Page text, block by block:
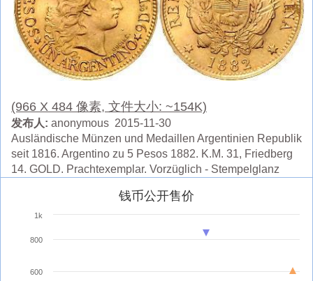
(966 X 484 像素, 文件大小: ~154K)
发布人: anonymous 2015-11-30
Ausländische Münzen und Medaillen Argentinien Republik
seit 1816. Argentino zu 5 Pesos 1882. K.M. 31, Friedberg
14. GOLD. Prachtexemplar. Vorzüglich - Stempelglanz